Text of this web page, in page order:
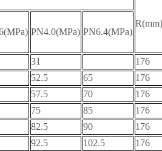
R(mm)
PN4.0(MPa) PN6.4(MPa)
31 176
52.5 65 176
57.5 70 176
75 85 176
82.5 90 176
92.5 102.5 176